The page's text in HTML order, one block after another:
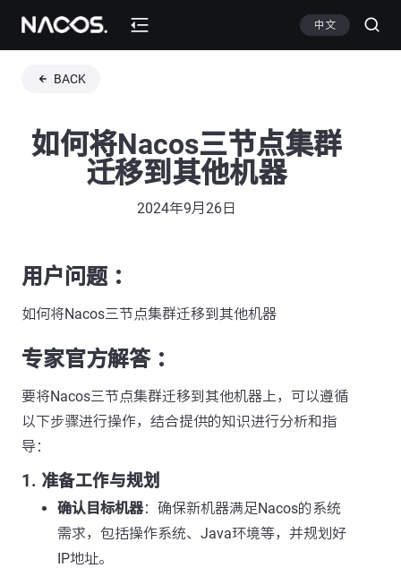
中文
BACK
如何将Nacos三节点集群
迁移到其他机器
2024年9月26日
用户问题 ：
如何将Nacos三节点集群迁移到其他机器
专家官方解答 ：
要将Nacos三节点集群迁移到其他机器上，可以遵循
以下步骤进行操作，结合提供的知识进行分析和指
导：
1. 准备工作与规划
确认目标机器：确保新机器满足Nacos的系统
需求，包括操作系统、Java环境等，并规划好
IP地址。